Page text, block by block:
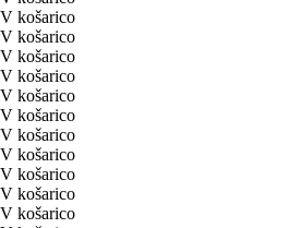
V košarico
V košarico
V košarico
V košarico
V košarico
V košarico
V košarico
V košarico
V košarico
V košarico
V košarico